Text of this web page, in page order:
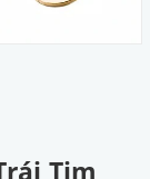
Tim